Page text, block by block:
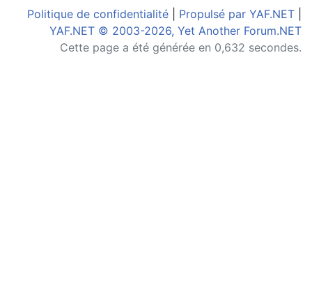
Politique de confidentialité Propulsé par YAF.NET
YAF.NET © 2003-2026, Yet Another Forum.NET
Cette page a été générée en 0,632 secondes.